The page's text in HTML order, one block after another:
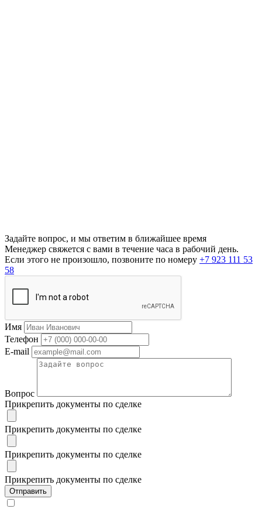
Задайте вопрос, и мы ответим в ближайшее время
Менеджер свяжется с вами в течение часа в рабочий день.
Если этого не произошло, позвоните по номеру +7 923 111 53
58
Имя
Телефон
E-mail
Вопрос
Прикрепить документы по сделке
Прикрепить документы по сделке
Прикрепить документы по сделке
Прикрепить документы по сделке